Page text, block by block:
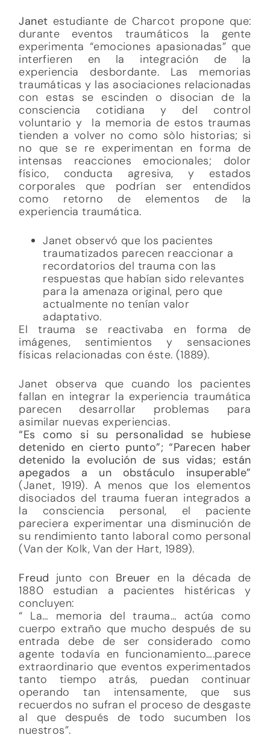
Janet estudiante de Charcot propone que:
durante eventos traumáticos la gente
experimenta “emociones apasionadas” que
interfieren en la integración de la
experiencia desbordante. Las memorias
traumáticas y las asociaciones relacionadas
con estas se escinden o disocian de la
consciencia cotidiana y del control
voluntario y la memoria de estos traumas
tienden a volver no como sòlo historias; si
no que se re experimentan en forma de
intensas reacciones emocionales; dolor
físico, conducta agresiva, y estados
corporales que podrían ser entendidos
como retorno de elementos de la
experiencia traumática.
Janet observó que los pacientes
traumatizados parecen reaccionar a
recordatorios del trauma con las
respuestas que habían sido relevantes
para la amenaza original, pero que
actualmente no tenían valor
adaptativo.
El trauma se reactivaba en forma de
imágenes, sentimientos y sensaciones
físicas relacionadas con éste. (1889).
Janet observa que cuando los pacientes
fallan en integrar la experiencia traumática
parecen desarrollar problemas para
asimilar nuevas experiencias.
“Es como si su personalidad se hubiese
detenido en cierto punto”; “Parecen haber
detenido la evolución de sus vidas; están
apegados a un obstáculo insuperable”
(Janet, 1919). A menos que los elementos
disociados del trauma fueran integrados a
la consciencia personal, el paciente
pareciera experimentar una disminución de
su rendimiento tanto laboral como personal
(Van der Kolk, Van der Hart, 1989).
Freud junto con Breuer en la década de
1880 estudian a pacientes histéricas y
concluyen:
“ La… memoria del trauma… actúa como
cuerpo extraño que mucho después de su
entrada debe de ser considerado como
agente todavía en funcionamiento….parece
extraordinario que eventos experimentados
tanto tiempo atrás, puedan continuar
operando tan intensamente, que sus
recuerdos no sufran el proceso de desgaste
al que después de todo sucumben los
nuestros”.